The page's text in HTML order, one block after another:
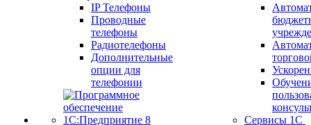
IP Телефоны
Проводные
телефоны
Радиотелефоны
Дополнительные
опции для
телефонии
Сервисы 1С